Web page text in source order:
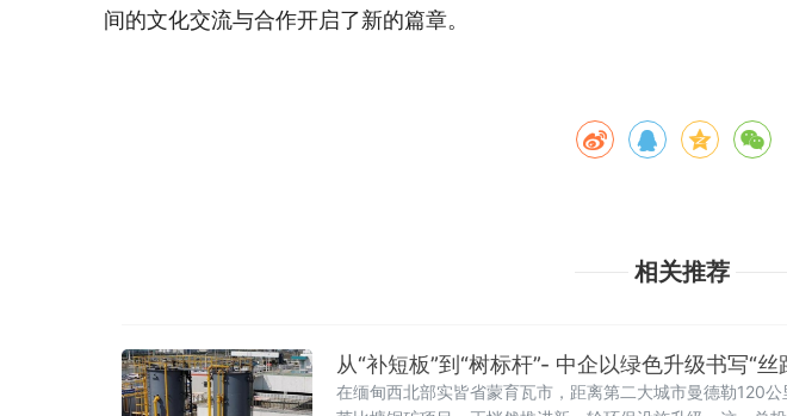
间的文化交流与合作开启了新的篇章。
相关推荐
从“补短板”到“树标杆”- 中企以绿色升级书写“丝
在缅甸西北部实皆省蒙育瓦市，距离第二大城市曼德勒120